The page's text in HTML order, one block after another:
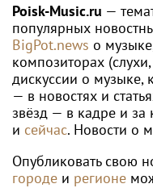
Poisk-Music.ru —
популярных
BigPot.news о
композиторах
дискуссии о музыке,
— в новостях и
звёзд — в кадре и за
и сейчас. Новости о
Опубликовать свою
городе и регионе